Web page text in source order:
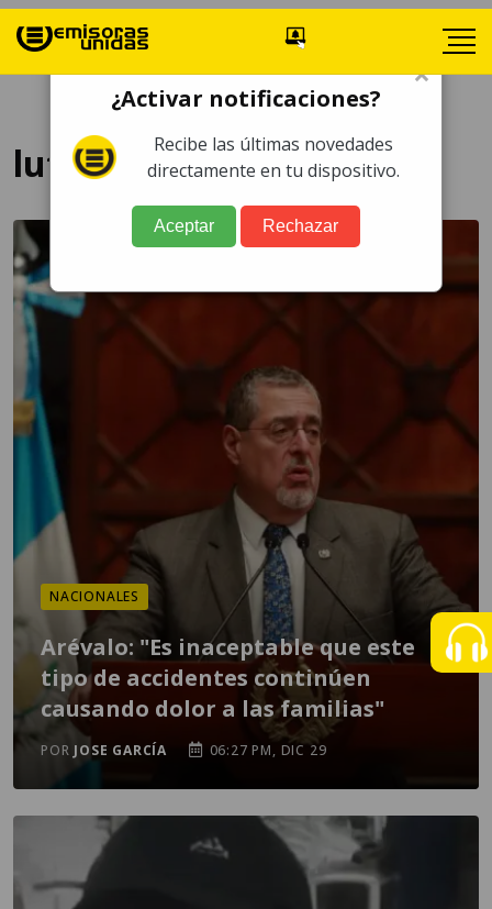
luto nacional
NACIONALES
Arévalo: "Es inaceptable que este
tipo de accidentes continúen
causando dolor a las familias"
POR JOSE GARCÍA 06:27 PM, DIC 29
×
¿Activar notificaciones?
Recibe las últimas novedades
directamente en tu dispositivo.
Aceptar Rechazar